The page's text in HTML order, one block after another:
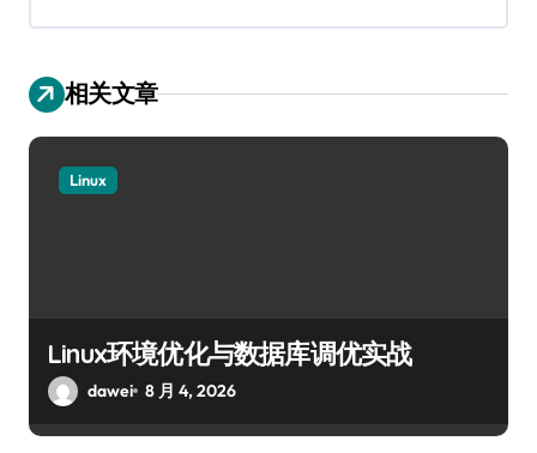
相关文章
Linux
Linux环境优化与数据库调优实战
dawei 8 月 4, 2026